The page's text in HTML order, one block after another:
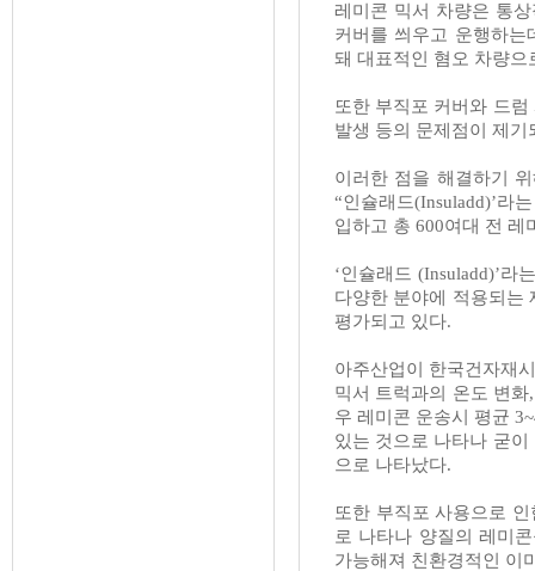
레미콘 믹서 차량은 통
커버를 씌우고 운행하
돼 대표적인 혐오 차량으
또한 부직포 커버와 드
발생 등의 문제점이 제
이러한 점을 해결하기
“인슐래드(Insuladd)’라
입하고 총 600여대 전 레
‘인슐래드 (Insuladd)’라
다양한 분야에 적용되는
평가되고 있다.
아주산업이 한국건자재
믹서 트럭과의 온도 변화
우 레미콘 운송시 평균
있는 것으로 나타나 굳
으로 나타났다.
또한 부직포 사용으로
로 나타나 양질의 레미
가능해져 친환경적인 이